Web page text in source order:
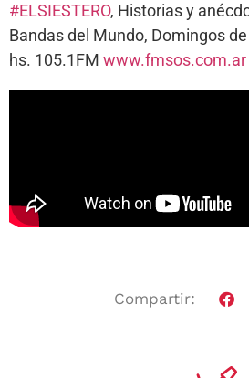
#ELSIESTERO, Historias y
Bandas del Mundo, Domingos
hs. 105.1FM www.fmsos.com.ar
Compartir: